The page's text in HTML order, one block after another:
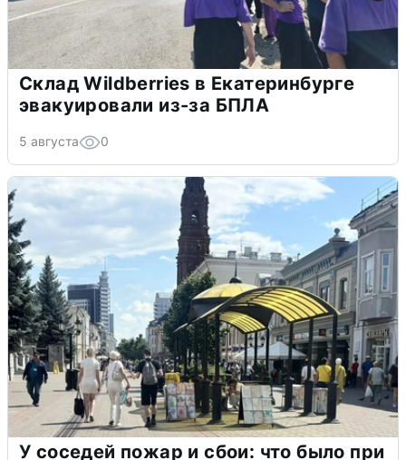
Склад Wildberries в Екатеринбурге
эвакуировали из-за БПЛА
5 августа 0
У соседей пожар и сбои: что было при